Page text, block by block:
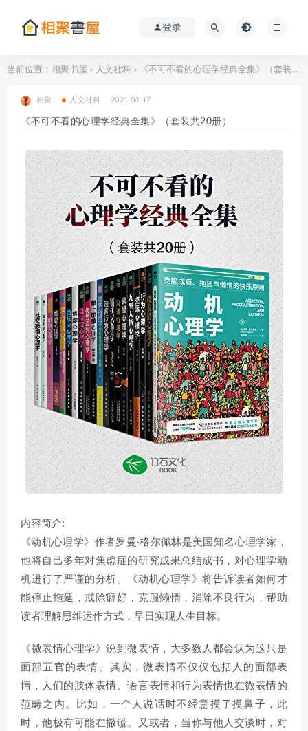
登录
当前位置： 相聚书屋 > 人文社科 > 《不可不看的心理学经典全集》（套装共20册）
相聚 人文社科 2021-03-17
《不可不看的心理学经典全集》（套装共20册）
内容简介:
《动机心理学》作者罗曼·格尔佩林是美国知名心理学家，
他将自己多年对焦虑症的研究成果总结成书，对心理学动
机进行了严谨的分析。《动机心理学》将告诉读者如何才
能停止拖延，戒除癖好，克服懒惰，消除不良行为，帮助
读者理解思维运作方式，早日实现人生目标。
《微表情心理学》说到微表情，大多数人都会认为这只是
面部五官的表情。其实，微表情不仅仅包括人的面部表
情，人们的肢体表情、语言表情和行为表情也在微表情的
范畴之内。比如，一个人说话时不经意摸了摸鼻子，此
时，他极有可能在撒谎。又或者，当你与他人交谈时，对